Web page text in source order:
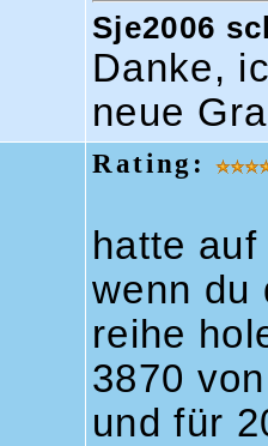
Sje2006
Danke,
neue
Rating:
hatte
wenn du
reihe
3870
und für